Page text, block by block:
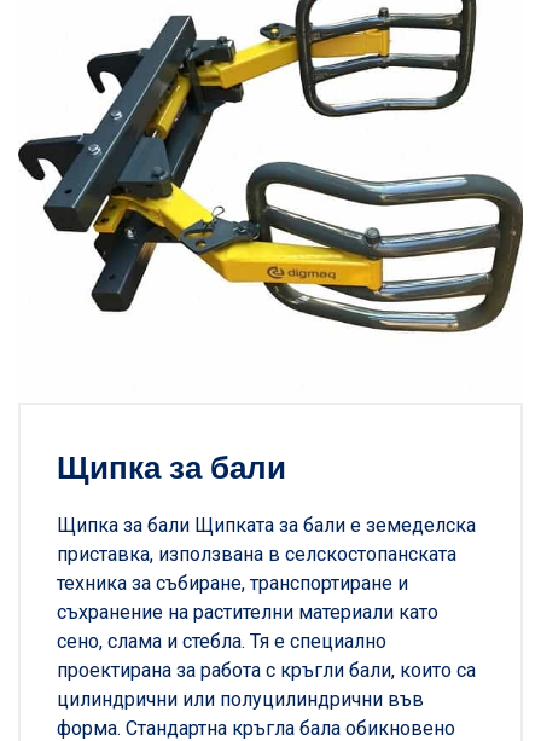
Щипка за бали
Щипка за бали Щипката за бали е земеделска
приставка, използвана в селскостопанската
техника за събиране, транспортиране и
съхранение на растителни материали като
сено, слама и стебла. Тя е специално
проектирана за работа с кръгли бали, които са
цилиндрични или полуцилиндрични във
форма. Стандартна кръгла бала обикновено